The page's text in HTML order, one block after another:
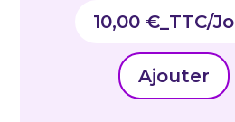
10,00 €_TTC
Ajouter